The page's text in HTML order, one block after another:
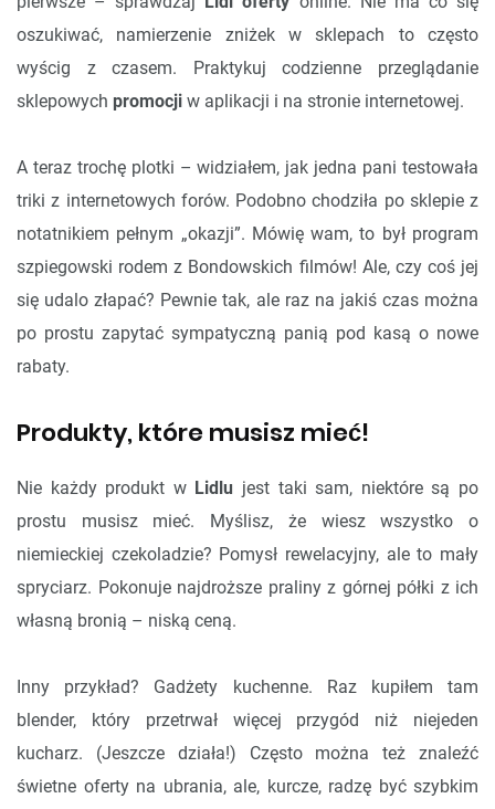
oszukiwać, namierzenie zniżek w sklepach to często
wyścig z czasem. Praktykuj codzienne przeglądanie
sklepowych promocji w aplikacji i na stronie internetowej.
A teraz trochę plotki – widziałem, jak jedna pani testowała
triki z internetowych forów. Podobno chodziła po sklepie z
notatnikiem pełnym „okazji”. Mówię wam, to był program
szpiegowski rodem z Bondowskich filmów! Ale, czy coś jej
się udalo złapać? Pewnie tak, ale raz na jakiś czas można
po prostu zapytać sympatyczną panią pod kasą o nowe
rabaty.
Produkty, które musisz mieć!
Nie każdy produkt w Lidlu jest taki sam, niektóre są po
prostu musisz mieć. Myślisz, że wiesz wszystko o
niemieckiej czekoladzie? Pomysł rewelacyjny, ale to mały
spryciarz. Pokonuje najdroższe praliny z górnej półki z ich
własną bronią – niską ceną.
Inny przykład? Gadżety kuchenne. Raz kupiłem tam
blender, który przetrwał więcej przygód niż niejeden
kucharz. (Jeszcze działa!) Często można też znaleźć
świetne oferty na ubrania, ale, kurcze, radzę być szybkim